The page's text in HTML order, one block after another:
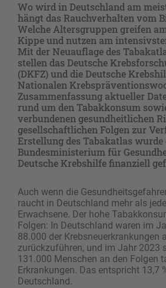
Wo wird in Deutschland am
hängt das Rauchverhalten vom
Welche Altersgruppen greifen
Kippe und nutzen am
Mit der Neuauflage des
stellen das Deutsche
(DKFZ) und die Deutsche
Nationalen
Zusammenfassung aktueller
rund um den Tabakkonsum
verbundenen gesundheitlichen
gesellschaftlichen Folgen zur
Erstellung des Tabakatlas wurde
Bundesministerium für
Deutsche Krebshilfe finanziell
Auch wenn die
raucht in Deutschland mehr als
Erwachsene. Der hohe
Folgen: In Deutschland waren im
88.000 der Krebsneuerkrankungen
zurückzuführen, und im Jahr 2023
131.000 Menschen an den Folgen
Erkrankungen. Das entspricht 13,7
Deutschland.